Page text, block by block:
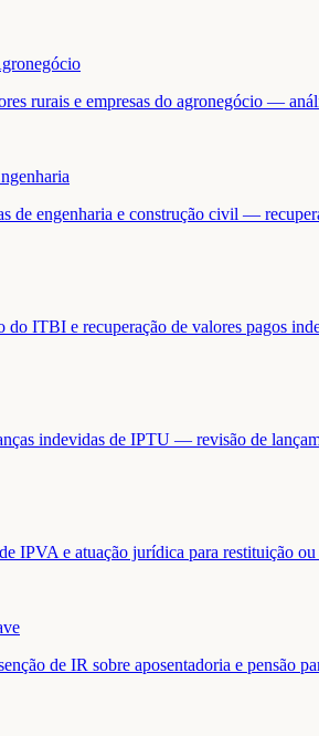
rurais e empresas do agronegócio —
de engenharia e construção civil —
do ITBI e recuperação de valores pagos
indevidas de IPTU — revisão de
IPVA e atuação jurídica para restituição
de IR sobre aposentadoria e pensão